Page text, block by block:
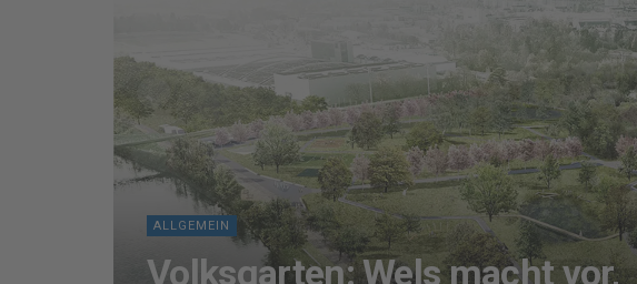
ALLGEMEIN
Volksgarten: Wels macht vor,